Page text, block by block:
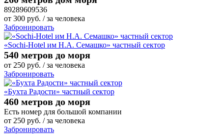
89289609536
от 300 руб. / за человека
Забронировать
«Sochi-Hotel им Н.А. Семашко» частный сектор
540 метров до моря
от 250 руб. / за человека
Забронировать
«Бухта Радости» частный сектор
460 метров до моря
Есть номер для большой компании
от 250 руб. / за человека
Забронировать